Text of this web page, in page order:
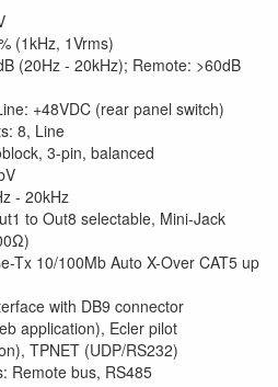
(1kHz, 1Vrms)
(20Hz - 20kHz); Remote: >60dB
+48VDC (rear panel switch)
8, Line
3-pin, balanced
- 20kHz
to Out8 selectable, Mini-Jack
Tx 10/100Mb Auto X-Over CAT5 up
with DB9 connector
application), Ecler pilot
TPNET (UDP/RS232)
Remote bus, RS485